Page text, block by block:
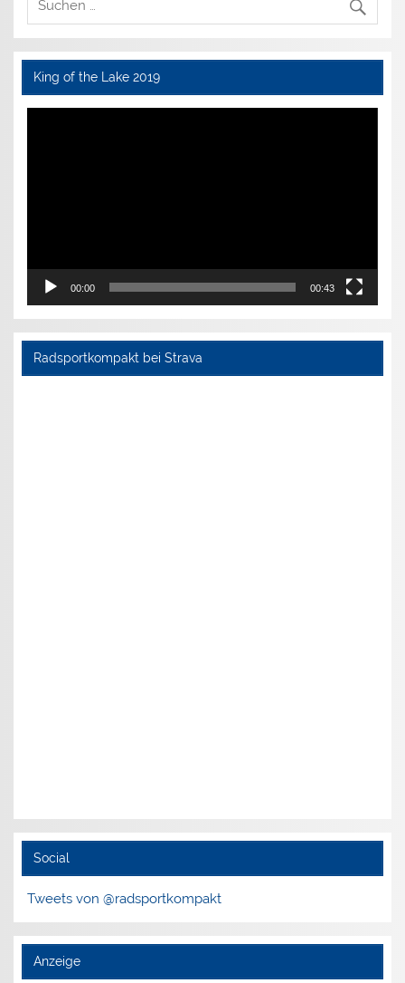
King of the Lake 2019
Video-
00:00 00:43
Radsportkompakt bei Strava
Social
Tweets von @radsportkompakt
Anzeige